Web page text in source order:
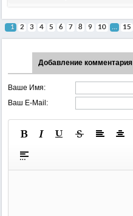
1 2 3 4 5 6 7 8 9 10 ... 15
Добавление комментария
Ваше Имя:
Ваш E-Mail: